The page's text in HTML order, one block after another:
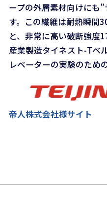
ープの外層素材向けにも
す。この繊維は耐熱瞬間
と、非常に高い破断強度
産業製造タイネスト-Tベ
レベーターの実験のため
帝人株式会社様サイト